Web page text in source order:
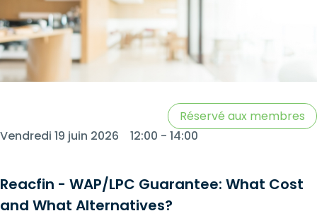
juridiques d’actualité sont abordés de manière
accessible, concrète et résolument orientée vers
la pratique.
Vendredi 19 juin 2026 12:00 - 14:00
Réservé aux membres
Reacfin - WAP/LPC Guarantee: What Cost
and What Alternatives?